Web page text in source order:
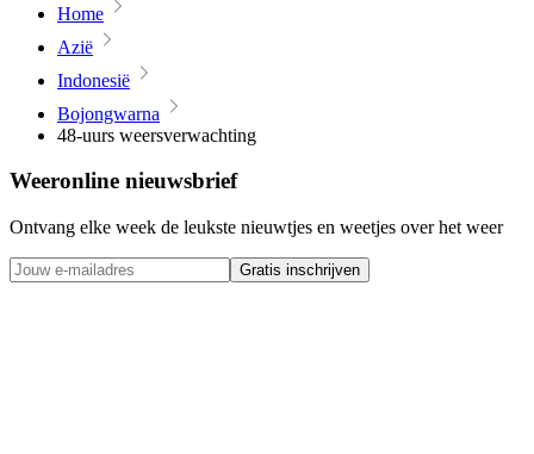
Home
Azië
Indonesië
Bojongwarna
48-uurs weersverwachting
Weeronline nieuwsbrief
Ontvang elke week de leukste nieuwtjes en weetjes over het weer
Gratis inschrijven